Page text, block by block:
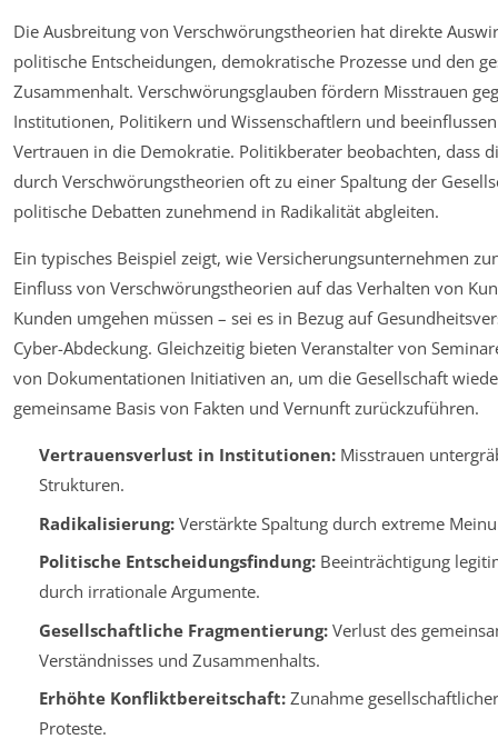
Die Ausbreitung von Verschwörungstheorien hat direkte
politische Entscheidungen, demokratische Prozesse und den
Zusammenhalt. Verschwörungsglauben fördern Misstrauen
Institutionen, Politikern und Wissenschaftlern und
Vertrauen in die Demokratie. Politikberater beobachten, dass
durch Verschwörungstheorien oft zu einer Spaltung der
politische Debatten zunehmend in Radikalität abgleiten.
Ein typisches Beispiel zeigt, wie Versicherungsunternehmen
Einfluss von Verschwörungstheorien auf das Verhalten von
Kunden umgehen müssen – sei es in Bezug auf
Cyber-Abdeckung. Gleichzeitig bieten Veranstalter von
von Dokumentationen Initiativen an, um die Gesellschaft
gemeinsame Basis von Fakten und Vernunft zurückzuführen.
Vertrauensverlust in Institutionen:Misstrauen
Strukturen.
Radikalisierung:Verstärkte Spaltung durch extreme
Politische Entscheidungsfindung:Beeinträchtigung
durch irrationale Argumente.
Gesellschaftliche Fragmentierung:Verlust des
Verständnisses und Zusammenhalts.
Erhöhte Konfliktbereitschaft:Zunahme
Proteste.